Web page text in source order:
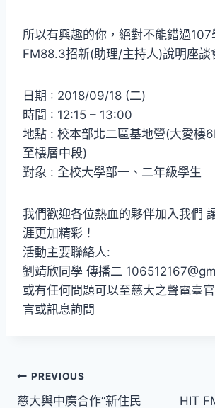
所以有興趣的你，絕對不能錯過107
FM88.3招新(助理/主持人)說明座談
日期 : 2018/09/18 (二)
時間 : 12:15 – 13:00
地點 : 校本部北二區基地營(大愛樓
至樓層中段)
對象 : 全校大學部一、二年級學生
我們歡迎各位熱血的夥伴加入我們
涯更加精彩！
活動主要聯絡人:
劉靖欣同學 傳播二
或有任何問題可以至慈大之聲電臺
言或訊息詢問
文PREVIOUS
慈大與中廣合作“新住民
HIT